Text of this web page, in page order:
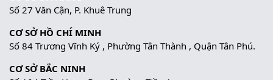
Số 27 Văn Cận, P. Khuê Trung
CƠ SỞ HỒ CHÍ MINH
Số 84 Trương Vĩnh Ký , Phường Tân Thành , Quận Tân Phú.
CƠ SỞ BẮC NINH